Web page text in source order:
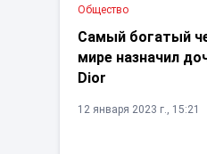
Общество
Самый богатый
мире назначил
Dior
12 января 2023 г., 15:21